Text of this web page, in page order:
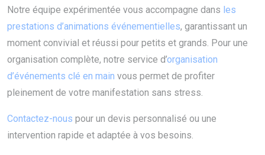
Notre équipe expérimentée vous accompagne dans les
prestations d’animations événementielles, garantissant un
moment convivial et réussi pour petits et grands. Pour une
organisation complète, notre service d’organisation
d’événements clé en main vous permet de profiter
pleinement de votre manifestation sans stress.
Contactez-nous pour un devis personnalisé ou une
intervention rapide et adaptée à vos besoins.